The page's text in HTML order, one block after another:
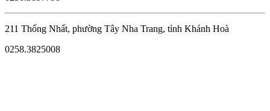
211 Thống Nhất, phường Tây Nha Trang, tỉnh Khánh Hoà
0258.3825008